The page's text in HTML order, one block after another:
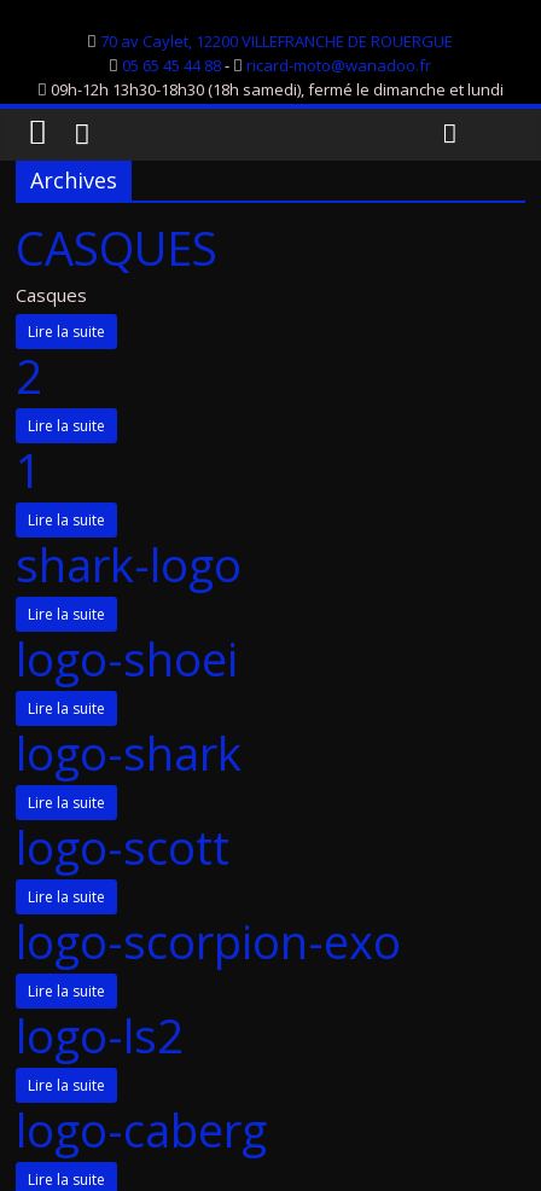
70 av Caylet, 12200 VILLEFRANCHE DE ROUERGUE
05 65 45 44 88-
ricard-moto@wanadoo.fr
09h-12h 13h30-18h30 (18h samedi), fermé le dimanche et lundi
Archives
CASQUES
Casques
Lire la suite
2
Lire la suite
1
Lire la suite
shark-logo
Lire la suite
logo-shoei
Lire la suite
logo-shark
Lire la suite
logo-scott
Lire la suite
logo-scorpion-exo
Lire la suite
logo-ls2
Lire la suite
logo-caberg
Lire la suite